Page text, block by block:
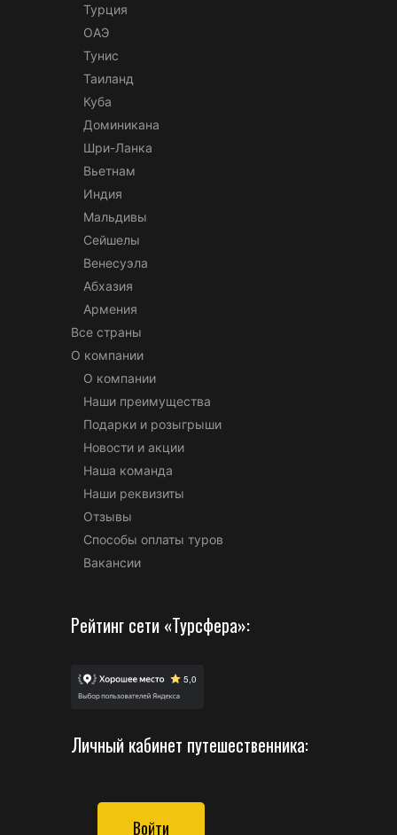
Турция
ОАЭ
Тунис
Таиланд
Куба
Доминикана
Шри-Ланка
Вьетнам
Индия
Мальдивы
Сейшелы
Венесуэла
Абхазия
Армения
Все страны
О компании
О компании
Наши преимущества
Подарки и розыгрыши
Новости и акции
Наша команда
Наши реквизиты
Отзывы
Способы оплаты туров
Вакансии
Рейтинг сети «Турсфера»:
Личный кабинет путешественника:
Войти